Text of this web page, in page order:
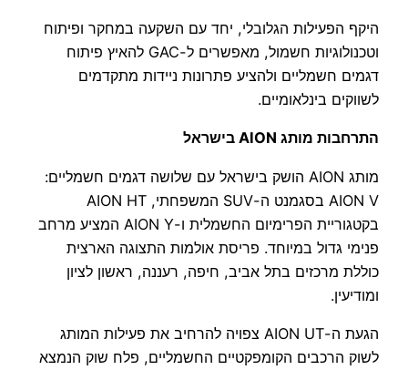
היקף הפעילות הגלובלי, יחד עם השקעה במחקר ופיתוח
וטכנולוגיות חשמול, מאפשרים ל-GAC להאיץ פיתוח
דגמים חשמליים ולהציע פתרונות ניידות מתקדמים
לשווקים בינלאומיים.
התרחבות מותג AION בישראל
מותג AION הושק בישראל עם שלושה דגמים חשמליים:
AION V בסגמנט ה-SUV המשפחתי, AION HT
בקטגוריית הפרימיום החשמלית ו-AION Y המציע מרחב
פנימי גדול במיוחד. פריסת אולמות התצוגה הארצית
כוללת מרכזים בתל אביב, חיפה, רעננה, ראשון לציון
ומודיעין.
הגעת ה-AION UT צפויה להרחיב את פעילות המותג
לשוק הרכבים הקומפקטיים החשמליים, פלח שוק הנמצא